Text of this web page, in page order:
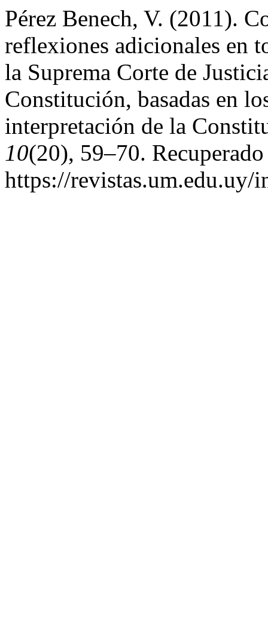
Pérez Benech, V. (2011).
reflexiones adicionales en
la Suprema Corte de
Constitución, basadas en
interpretación de la
10(20), 59–70.
https://revistas.um.edu.uy/